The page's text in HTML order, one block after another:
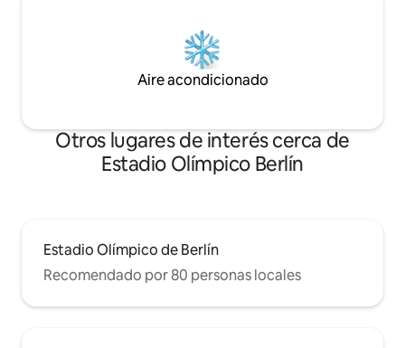
Aire acondicionado
Otros lugares de interés cerca de
Estadio Olímpico Berlín
Estadio Olímpico de Berlín
Recomendado por 80 personas locales